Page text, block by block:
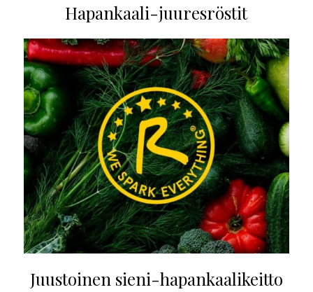
Hapankaali-juuresröstit
Juustoinen sieni-hapankaalikeitto